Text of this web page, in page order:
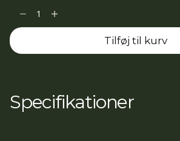
Porcelænsvask
til
nedfældning
56x49cm
antal
Tilføj til kurv
Specifikationer